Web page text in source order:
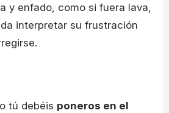
y enfado, como si fuera lava,
interpretar su frustración
tú debéis poneros en el